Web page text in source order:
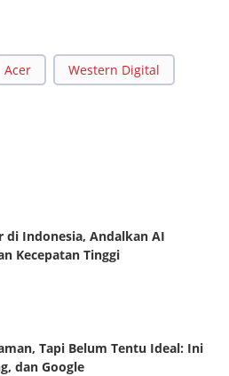
Acer Western Digital
di Indonesia, Andalkan AI
Kecepatan Tinggi
Tapi Belum Tentu Ideal: Ini
dan Google